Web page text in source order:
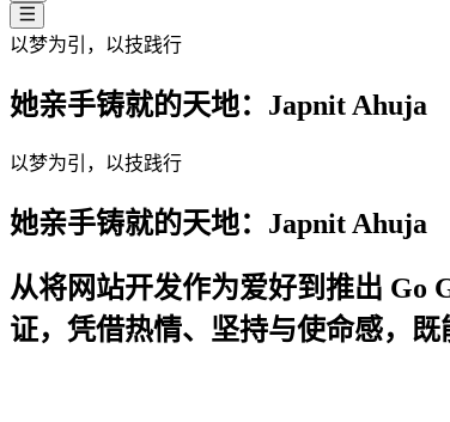
以梦为引，以技践行
她亲手铸就的天地：Japnit Ahuja
以梦为引，以技践行
她亲手铸就的天地：Japnit Ahuja
从将网站开发作为爱好到推出 Go
证，凭借热情、坚持与使命感，